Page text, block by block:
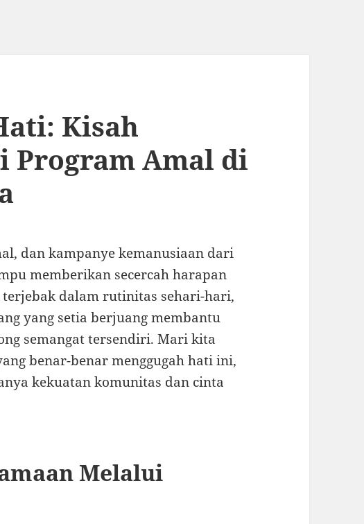
Kisah
Amal di
dan kampanye kemanusiaan dari
memberikan secercah harapan
dalam rutinitas sehari-hari,
yang setia berjuang membantu
semangat tersendiri. Mari kita
benar-benar menggugah hati ini,
kekuatan komunitas dan cinta
Melalui